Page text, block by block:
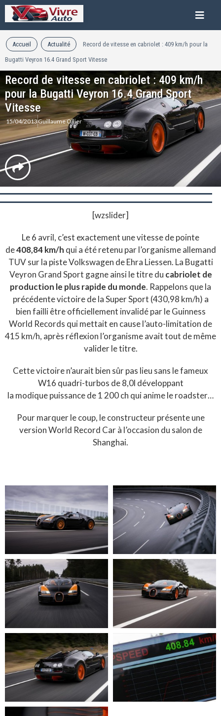
Accueil Actualité Record de vitesse en cabriolet : 409 km/h pour la
Bugatti Veyron 16.4 Grand Sport Vitesse
Record de vitesse en cabriolet : 409 km/h
pour la Bugatti Veyron 16.4 Grand Sport
Vitesse
15/04/2013Guillaume Ollier
[wzslider]
Le 6 avril, c’est exactement une vitesse de pointe
de408,84 km/h qui a été retenu par l’organisme allemand
TUV sur la piste Volkswagen de Ehra Liessen. La Bugatti
Veyron Grand Sport gagne ainsi le titre du cabriolet de
production le plus rapide du monde. Rappelons que la
précédente victoire de la Super Sport (430,98 km/h) a
bien failli être officiellement invalidé par le Guinness
World Records qui mettait en cause l’auto-limitation de
415 km/h, après réflexion l’organisme avait tout de même
valider le titre.
Cette victoire n’aurait bien sûr pas lieu sans le fameux
W16 quadri-turbos de 8,0l développant
la modique puissance de 1 200 ch qui anime le roadster…
Pour marquer le coup, le constructeur présente une
version World Record Car à l’occasion du salon de
Shanghai.